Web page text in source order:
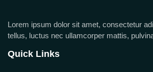
Lorem ipsum dolor sit amet, consectetur
tellus, luctus nec ullamcorper mattis,
Quick Links